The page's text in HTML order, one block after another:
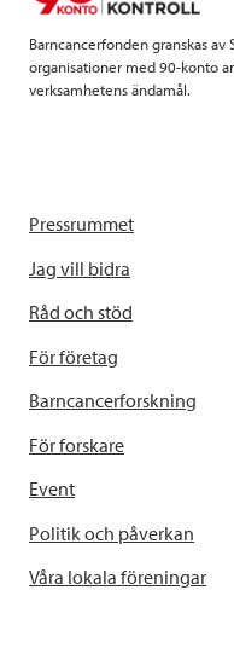
k
Barncancerfonden granskas
organisationer med 90-konto
verksamhetens ändamål.
Pressrummet
Jag vill bidra
Råd och stöd
För företag
Barncancerforskning
För forskare
Event
Politik och påverkan
Våra lokala föreningar